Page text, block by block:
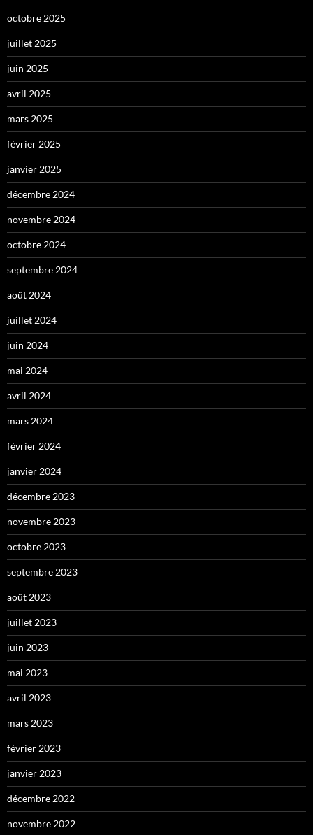
octobre 2025
juillet 2025
juin 2025
avril 2025
mars 2025
février 2025
janvier 2025
décembre 2024
novembre 2024
octobre 2024
septembre 2024
août 2024
juillet 2024
juin 2024
mai 2024
avril 2024
mars 2024
février 2024
janvier 2024
décembre 2023
novembre 2023
octobre 2023
septembre 2023
août 2023
juillet 2023
juin 2023
mai 2023
avril 2023
mars 2023
février 2023
janvier 2023
décembre 2022
novembre 2022